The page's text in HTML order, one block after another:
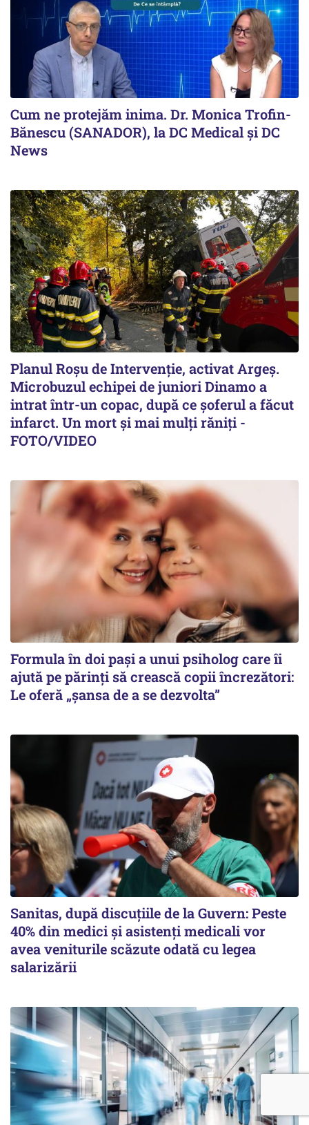
Cum ne protejăm inima. Dr. Monica Trofin-
Bănescu (SANADOR), la DC Medical și DC
News
Planul Roşu de Intervenţie, activat Argeş.
Microbuzul echipei de juniori Dinamo a
intrat într-un copac, după ce șoferul a făcut
infarct. Un mort și mai mulți răniți -
FOTO/VIDEO
Formula în doi pași a unui psiholog care îi
ajută pe părinți să crească copii încrezători:
Le oferă „șansa de a se dezvolta”
Sanitas, după discuțiile de la Guvern: Peste
40% din medici și asistenți medicali vor
avea veniturile scăzute odată cu legea
salarizării